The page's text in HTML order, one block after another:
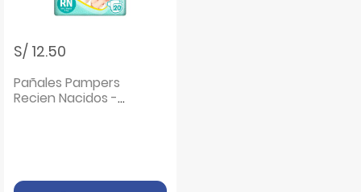
S/ 12.50
Pañales Pampers
Recien Nacidos -